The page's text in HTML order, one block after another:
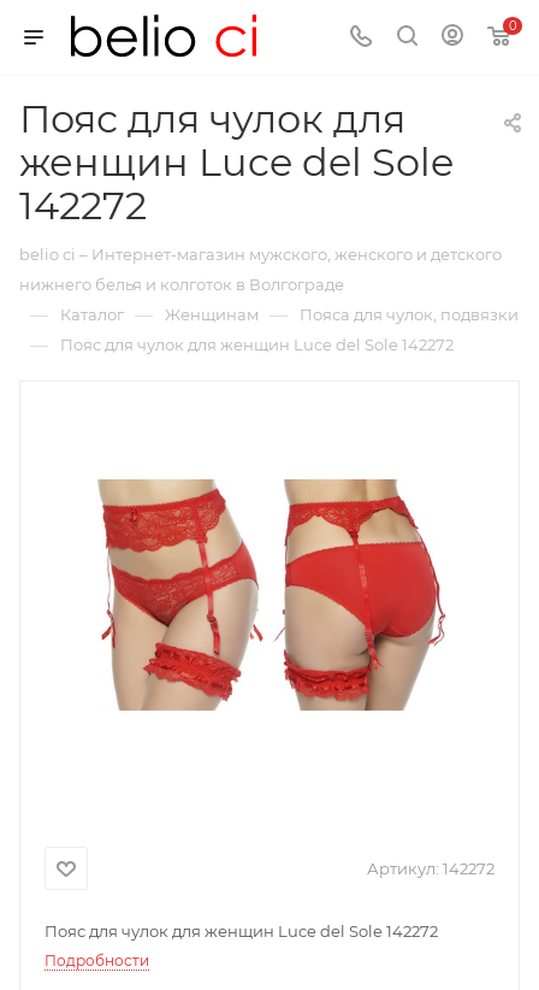
0
Пояс для чулок для
женщин Luce del Sole
142272
belio ci – Интернет-магазин мужского, женского и детского
нижнего белья и колготок в Волгограде
— Каталог — Женщинам — Пояса для чулок, подвязки
— Пояс для чулок для женщин Luce del Sole 142272
Артикул: 142272
Пояс для чулок для женщин Luce del Sole 142272
Подробности